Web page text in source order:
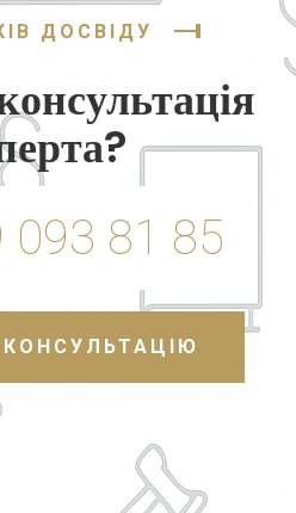
ДОСВІДУ
093 81 85